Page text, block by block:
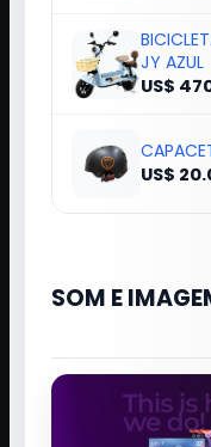
JY AZUL
US$
US$
SOM E